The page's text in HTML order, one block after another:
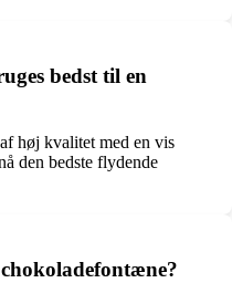
bedst til en
høj kvalitet med en vis
den bedste flydende